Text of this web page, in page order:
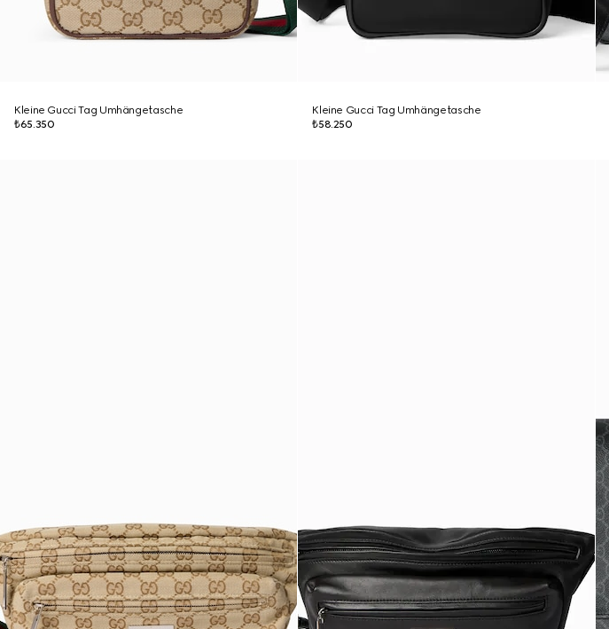
Kleine Gucci Tag Umhängetasche
₺65.350
Kleine Gucci Tag Umhängetasche
₺58.250